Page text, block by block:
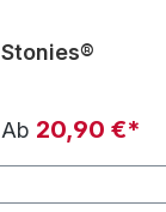
Stonies®
Ab 20,90 €*